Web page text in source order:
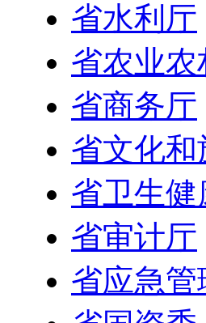
省水利厅
省农业农
省商务厅
省文化和
省卫生健
省审计厅
省应急管